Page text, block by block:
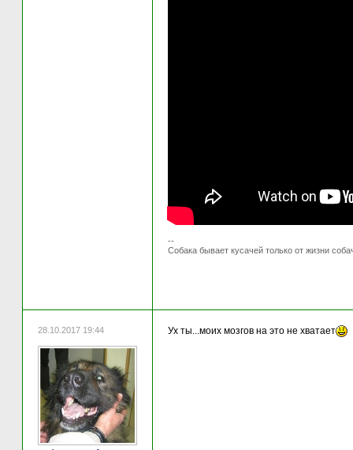
--
Собака бывает кусачей только от жизни
28.10.2017 19:44 Ух ты...моих мозгов на это не хватает